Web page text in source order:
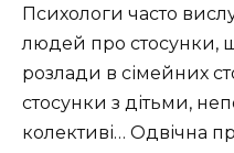
Психологи часто
людей про стосунки,
розлади в сімейних
стосунки з дітьми,
колективі… Одвічна